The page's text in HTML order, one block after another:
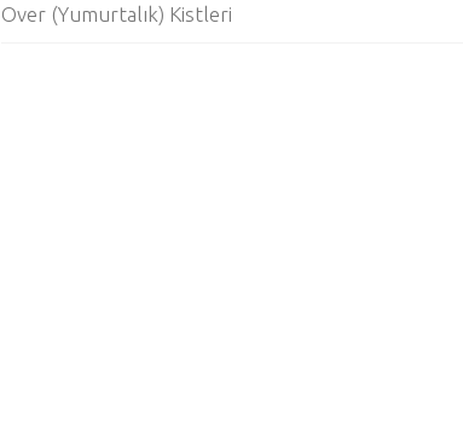
Over (Yumurtalık) Kistleri